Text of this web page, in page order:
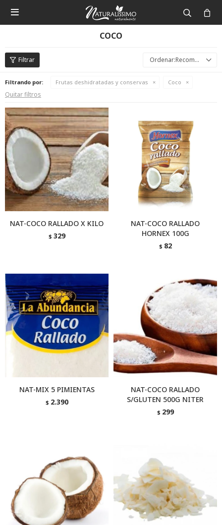

COCO
Recomendados
Filtrando por: Frutas deshidratadas y conservas Coco
Quitar filtros
NAT-COCO RALLADO X KILO
$ 329
NAT-COCO RALLADO
HORNEX 100G
$ 82
NAT-MIX 5 PIMIENTAS
$ 2.390
NAT-COCO RALLADO
S/GLUTEN 500G NITER
$ 299